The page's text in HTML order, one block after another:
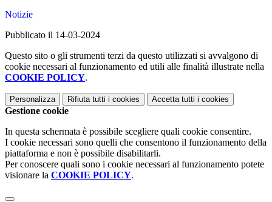
Notizie
Pubblicato il 14-03-2024
Questo sito o gli strumenti terzi da questo utilizzati si avvalgono di
cookie necessari al funzionamento ed utili alle finalità illustrate nella
COOKIE POLICY.
Personalizza Rifiuta tutti i cookies Accetta tutti i cookies
Gestione cookie
In questa schermata è possibile scegliere quali cookie consentire.
I cookie necessari sono quelli che consentono il funzionamento della
piattaforma e non è possibile disabilitarli.
Per conoscere quali sono i cookie necessari al funzionamento potete
visionare la COOKIE POLICY.